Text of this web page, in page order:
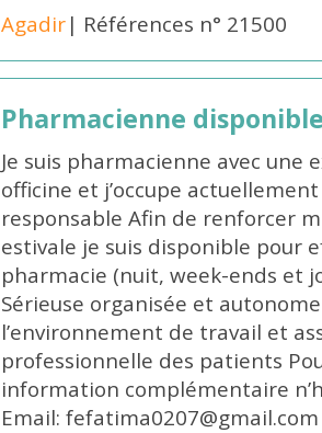
Agadir| Références n° 21500
Pharmacienne
Je suis pharmacienne avec
officine et j’occupe
responsable Afin de renforcer
estivale je suis disponible pour
pharmacie (nuit, week-ends et
Sérieuse organisée et
l’environnement de travail et
professionnelle des patients
information complémentaire
Email: fefatima0207@gmail.com